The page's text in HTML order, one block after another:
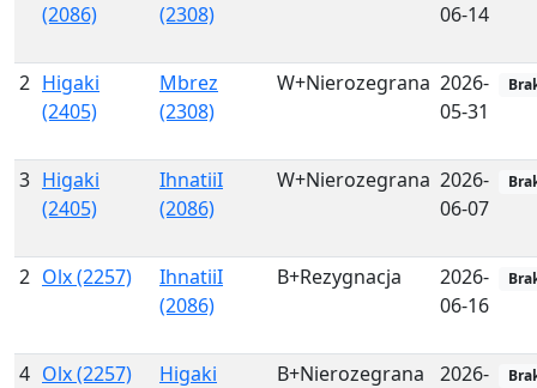
(2086)
(2308)
06-14
2 Higaki
(2405)
Mbrez
(2308)
W+Nierozegrana 2026-
05-31
3 Higaki
(2405)
IhnatiiI
(2086)
W+Nierozegrana 2026-
06-07
2 Olx (2257)
IhnatiiI
(2086)
B+Rezygnacja
2026-
06-16
4 Olx (2257)
Higaki
B+Nierozegrana
2026-